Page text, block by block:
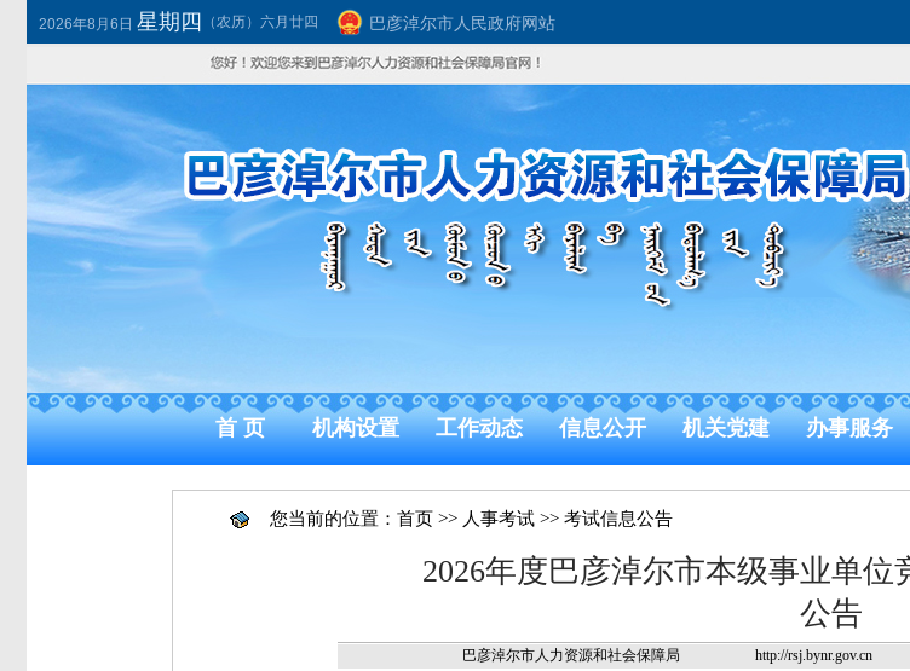
2026年8月6日 星期四 （农历）六月廿四 巴彦淖尔市人民政府网站
首 页 机构设置 工作动态 信息公开 机关党建 办事服务
您当前的位置： 首页 >> 人事考试 >> 考试信息公告
2026年度巴彦淖尔市本级事业单
公告
巴彦淖尔市人力资源和社会保障局 http://rsj.bynr.gov.cn